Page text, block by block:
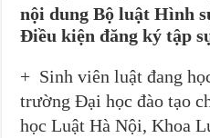
nội dung Bộ luật Hình
Điều kiện đăng ký tập
+ Sinh viên luật đang
trường Đại học đào tạo
học Luật Hà Nội, Khoa